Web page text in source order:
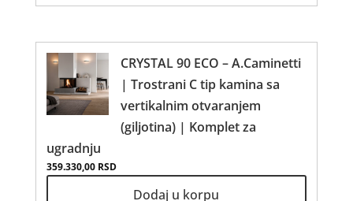
CRYSTAL 90 ECO – A.Caminetti
| Trostrani C tip kamina sa
vertikalnim otvaranjem
(giljotina) | Komplet za
ugradnju
359.330,00 RSD
Dodaj u korpu